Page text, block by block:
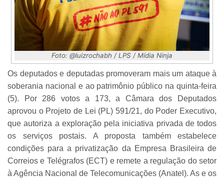
Foto: @luizrochabh / LPS / Mídia Ninja
Os deputados e deputadas promoveram mais um ataque à
soberania nacional e ao patrimônio público na quinta-feira
(5). Por 286 votos a 173, a Câmara dos Deputados
aprovou o Projeto de Lei (PL) 591/21, do Poder Executivo,
que autoriza a exploração pela iniciativa privada de todos
os serviços postais. A proposta também estabelece
condições para a privatização da Empresa Brasileira de
Correios e Telégrafos (ECT) e remete a regulação do setor
à Agência Nacional de Telecomunicações (Anatel). As e os